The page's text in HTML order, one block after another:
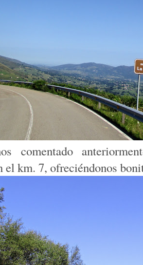
comentado
el km. 7, ofreciéndonos